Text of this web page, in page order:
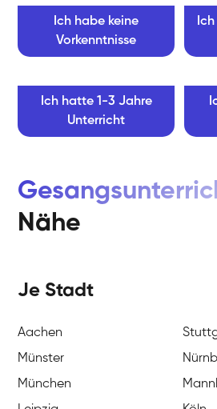
Ich habe keine
Vorkenntnisse
Ich hatte 1-3 Jahre
Unterricht
Nähe
Je Stadt
Aachen
Münster
München